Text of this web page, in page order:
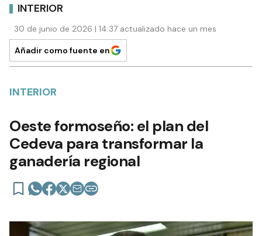
INTERIOR
30 de junio de 2026 | 14:37 actualizado hace un mes
Añadir como fuente en
INTERIOR
Oeste formoseño: el plan del
Cedeva para transformar la
ganadería regional